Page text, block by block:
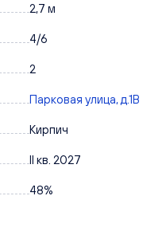
2,7 м
4/6
2
Парковая улица, д.1В
Кирпич
II кв. 2027
48%